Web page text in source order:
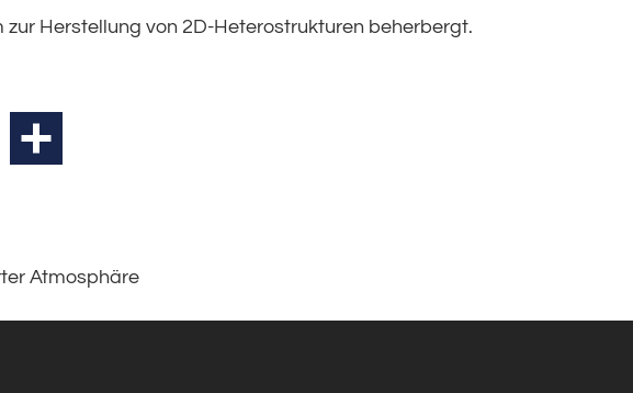
Herstellung von 2D-Heterostrukturen beherbergt.
Facebook
Atmosphäre